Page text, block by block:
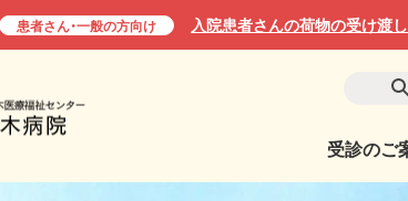
患者さん・一般の方向け 入院患者さんの荷物の受け渡
受診のご